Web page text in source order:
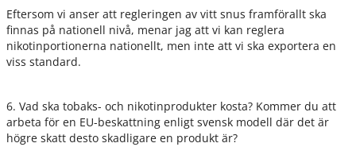
Eftersom vi anser att regleringen av vitt snus framförallt ska
finnas på nationell nivå, menar jag att vi kan reglera
nikotinportionerna nationellt, men inte att vi ska exportera en
viss standard.
6. Vad ska tobaks- och nikotinprodukter kosta? Kommer du att
arbeta för en EU-beskattning enligt svensk modell där det är
högre skatt desto skadligare en produkt är?